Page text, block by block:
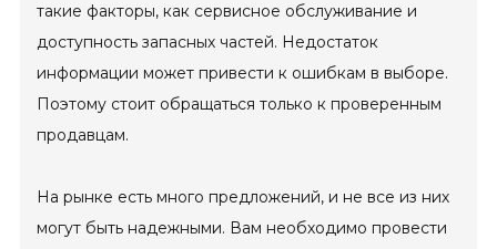
такие факторы, как сервисное обслуживание и
доступность запасных частей. Недостаток
информации может привести к ошибкам в выборе.
Поэтому стоит обращаться только к проверенным
продавцам.
На рынке есть много предложений, и не все из них
могут быть надежными. Вам необходимо провести